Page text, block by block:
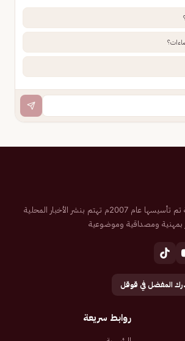
صحيفة إلكترونية سعودية تم تأسيسها عام 2007م تهتم بنشر الأخبار المحلية
بمهنية ومصداقية وموضوعية
المفضل في قوقل
روابط سريعة